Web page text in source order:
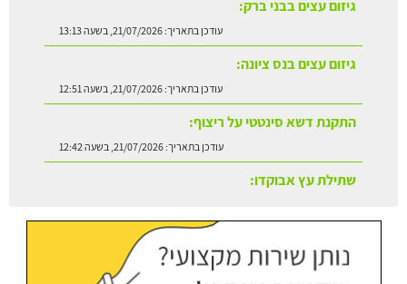
גיזום עצים בבני ברק:
עודכן בתאריך:21/07/2026, בשעה 13:13
גיזום עצים בנס ציונה:
עודכן בתאריך:21/07/2026, בשעה 12:51
התקנת דשא סינטטי על ריצוף:
עודכן בתאריך:21/07/2026, בשעה 12:42
שתילת עץ אבוקדו: